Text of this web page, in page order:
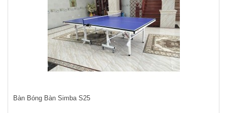
Bàn Bóng Bàn Simba S25